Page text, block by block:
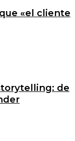
«el cliente
de